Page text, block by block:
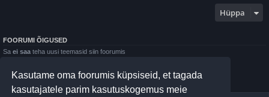
Kasutame oma foorumis küpsiseid, et tagada
kasutajatele parim kasutuskogemus meie
Hüppa
FOORUMI ÕIGUSED
Sa ei saa teha uusi teemasid siin foorumis
ei saakustutada oma postitusi siin foorumis
Saei saa postitada siin foorumis manuseid